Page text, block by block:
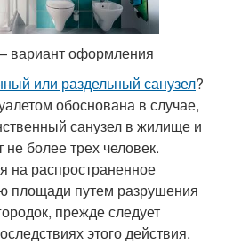
оформления
или раздельный санузел?
обоснована в случае,
санузел в жилище и
не более трех человек.
на распространенное
площади путем разрушения
прежде следует
этого действия.